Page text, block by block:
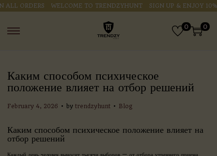
ORDERS WELCOME TO TRENDZYHUNT SIGN UP & ENJOY 10%
0 0
Каким способом психическое
положение влияет на отбор решений
P
t
e
February 4, 2026 . by trendzyhunt . P
t
Blog
Каким способом психическое положение влияет на
отбор решений
Каждый день человек выносит тысячи выборов — от отбора утреннего приема